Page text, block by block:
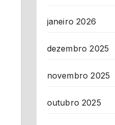
janeiro 2026
dezembro 2025
novembro 2025
outubro 2025